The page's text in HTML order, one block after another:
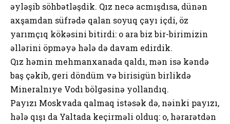
əyləşib söhbətləşdik. Qız necə acmışdısa, dünən
axşamdan süfrədə qalan soyuq çayı içdi, öz
yarımçıq kökəsini bitirdi: o ara biz bir-birimizin
əllərini öpməyə hələ də davam edirdik.
Qız həmin mehmanxanada qaldı, mən isə kəndə
baş çəkib, geri döndüm və birisigün birlikdə
Mineralnıye Vodı bölgəsinə yollandıq.
Payızı Moskvada qalmaq istəsək də, nəinki payızı,
hələ qışı da Yaltada keçirməli olduq: o, hərarətdən